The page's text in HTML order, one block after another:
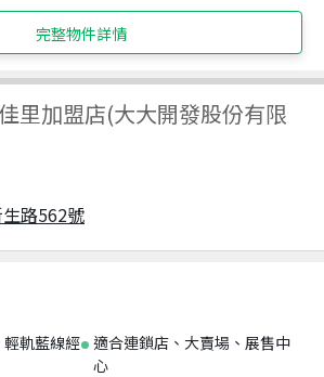
完整物件詳情
里加盟店(大大開發股份有限
路562號
軌藍線經 適合連鎖店、大賣場、展售中
心